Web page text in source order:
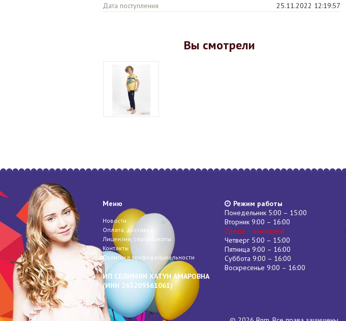
Дата поступления
25.11.2022 12:19:57
Вы смотрели
Меню
Новости
Оплата, доставка
Лицензии, сертификаты
Контакты
Политика конфиденциальности
ИП СЕЛИМЯН ХАТУН АМАРОВНА
(ИНН 263209361061)
Режим работы
Понедельник 5:00 – 15:00
Вторник 9:00 – 16:00
Среда – выходной
Четверг 5:00 – 15:00
Пятница 9:00 – 16:00
Суббота 9:00 – 16:00
Воскресенье 9:00 – 16:00